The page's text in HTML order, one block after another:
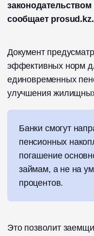
сообщает prosud.kz.
Документ
эффективных норм
единовременных
улучшения
Банки смогут
пенсионных
погашение
займам, а не на
процентов.
Это позволит